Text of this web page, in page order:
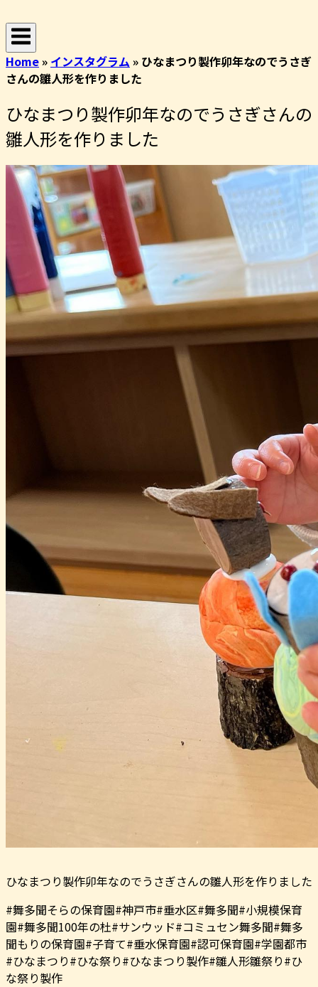
ン
テ
ン
ツ
ス
キ
ッ
プ
ー
ム
Home» インスタグラム » ひなまつり製作卯年なのでうさぎ
さんの雛人形を作りました
ひなまつり製作卯年なのでうさぎさんの
雛人形を作りました
ひなまつり製作卯年なのでうさぎさんの雛人形を作りました
#舞多聞そらの保育園#神戸市#垂水区#舞多聞#小規模保育
園#舞多聞100年の杜#サンウッド#コミュセン舞多聞#舞多
聞もりの保育園#子育て#垂水保育園#認可保育園#学園都市
#ひなまつり#ひな祭り#ひなまつり製作#雛人形雛祭り#ひ
な祭り製作